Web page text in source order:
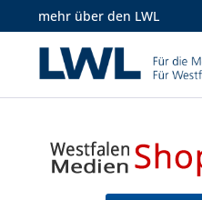
mehr über den LWL